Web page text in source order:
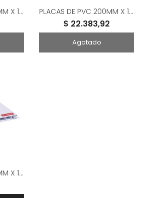
PLACAS DE PVC 200MM X 13MM X 5MTS LISAS COLOR BLANCO PLACAS DE PVC 200MM X 13MM X 6MTS LISAS COLOR BLANCO
$ 22.383,92
Agotado
PLACAS DE PVC 200MM X 13MM X 7MTS LISAS COLOR BLANCO